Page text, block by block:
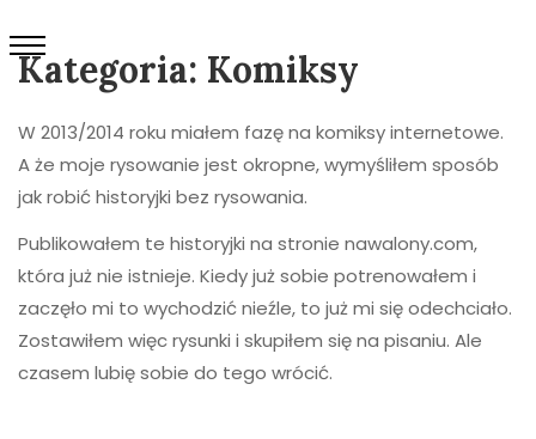
Kategoria: Komiksy
W 2013/2014 roku miałem fazę na komiksy internetowe.
A że moje rysowanie jest okropne, wymyśliłem sposób
jak robić historyjki bez rysowania.
Publikowałem te historyjki na stronie nawalony.com,
która już nie istnieje. Kiedy już sobie potrenowałem i
zaczęło mi to wychodzić nieźle, to już mi się odechciało.
Zostawiłem więc rysunki i skupiłem się na pisaniu. Ale
czasem lubię sobie do tego wrócić.